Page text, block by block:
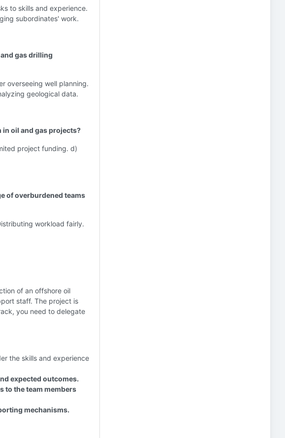
to skills and experience.
subordinates' work.
gas drilling
overseeing well planning.
geological data.
in oil and gas projects?
project funding. d)
of overburdened teams
workload fairly.
of an offshore oil
staff. The project is
you need to delegate
the skills and experience
expected outcomes.
to the team members
mechanisms.